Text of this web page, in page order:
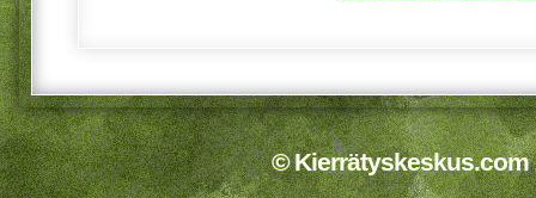
© Kierrätyskeskus.com